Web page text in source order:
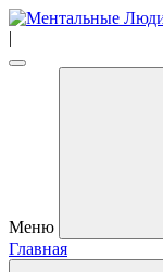
|
Меню
Главная